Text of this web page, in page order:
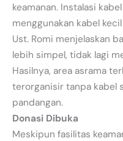
keamanan. Instalasi
menggunakan kabel
Ust. Romi menjelaskan
lebih simpel, tidak lagi
Hasilnya, area asrama
terorganisir tanpa kabel
pandangan.
Donasi Dibuka
Meskipun fasilitas